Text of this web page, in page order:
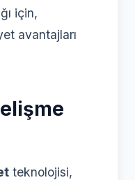
için,
avantajları
teknolojisi,